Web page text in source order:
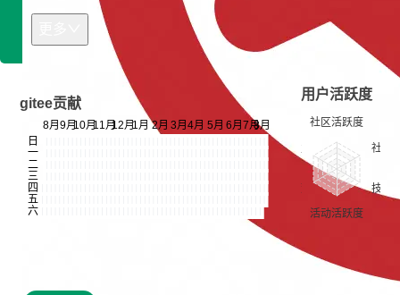
gitee贡献
用户活跃度